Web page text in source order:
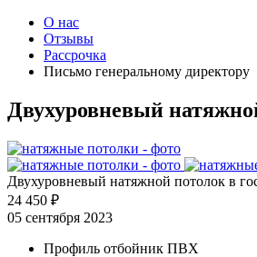
О нас
Отзывы
Рассрочка
Письмо генеральному директору
Двухуровневый
Двухуровневый натяжной потолок в
24 450 ₽
05 сентября 2023
Профиль отбойник ПВХ